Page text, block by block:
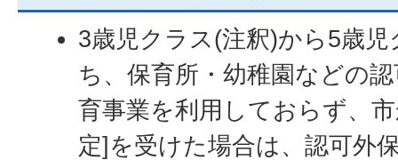
3歳児クラス(注釈)から5歳
ち、保育所・幼稚園などの
育事業を利用しておらず、
定]を受けた場合は、認可外